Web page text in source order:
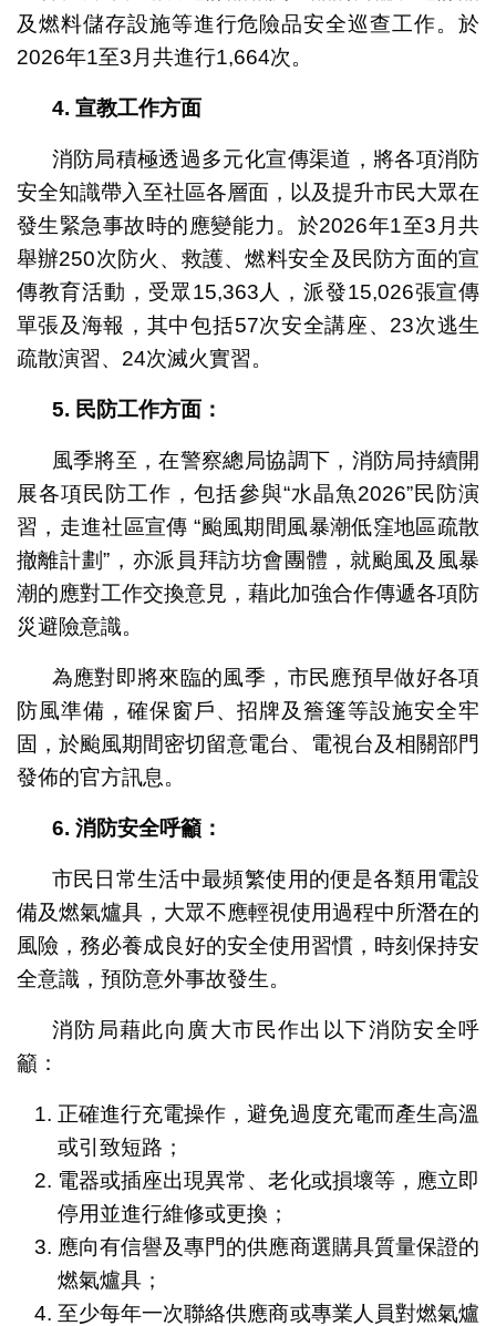
及燃料儲存設施等進行危險品安全巡查工作。於
2026年1至3月共進行1,664次。
4. 宣教工作方面
消防局積極透過多元化宣傳渠道，將各項消防
安全知識帶入至社區各層面，以及提升市民大眾在
發生緊急事故時的應變能力。於2026年1至3月共
舉辦250次防火、救護、燃料安全及民防方面的宣
傳教育活動，受眾15,363人，派發15,026張宣傳
單張及海報，其中包括57次安全講座、23次逃生
疏散演習、24次滅火實習。
5. 民防工作方面：
風季將至，在警察總局協調下，消防局持續開
展各項民防工作，包括參與“水晶魚2026”民防演
習，走進社區宣傳 “颱風期間風暴潮低窪地區疏散
撤離計劃”，亦派員拜訪坊會團體，就颱風及風暴
潮的應對工作交換意見，藉此加強合作傳遞各項防
災避險意識。
為應對即將來臨的風季，市民應預早做好各項
防風準備，確保窗戶、招牌及簷篷等設施安全牢
固，於颱風期間密切留意電台、電視台及相關部門
發佈的官方訊息。
6. 消防安全呼籲：
市民日常生活中最頻繁使用的便是各類用電設
備及燃氣爐具，大眾不應輕視使用過程中所潛在的
風險，務必養成良好的安全使用習慣，時刻保持安
全意識，預防意外事故發生。
消防局藉此向廣大市民作出以下消防安全呼
籲：
正確進行充電操作，避免過度充電而產生高溫
或引致短路；
電器或插座出現異常、老化或損壞等，應立即
停用並進行維修或更換；
應向有信譽及專門的供應商選購具質量保證的
燃氣爐具；
至少每年一次聯絡供應商或專業人員對燃氣爐